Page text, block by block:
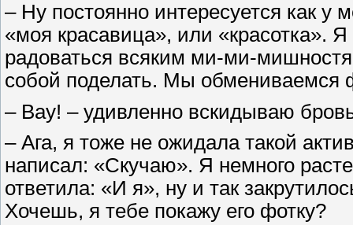
– Ну постоянно интересуется как
«моя красавица», или «красотка».
радоваться всяким ми-ми-
собой поделать. Мы обмениваемся
– Вау! – удивленно вскидываю
– Ага, я тоже не ожидала такой
написал: «Скучаю». Я немного
ответила: «И я», ну и так
Хочешь, я тебе покажу его фотку?